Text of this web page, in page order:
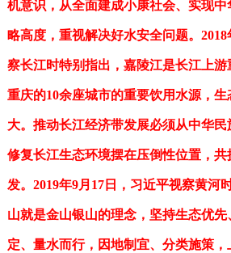
机意识，从全面建成小康社会、实现
略高度，重视解决好水安全问题。 2018
察长江时特别指出，嘉陵江是长江上游
重庆的10余座城市的重要饮用水源，
大。推动长江经济带发展必须从中华
修复长江生态环境摆在压倒性位置，
发。 2019年9月17日， 习近平视察黄河
山就是金山银山的理念，坚持生态优
定、量水而行，因地制宜、分类施策